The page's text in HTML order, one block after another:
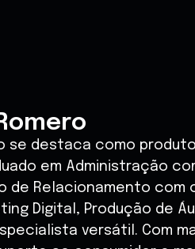
se destaca como
em Administração
de Relacionamento com
Digital, Produção de
versátil. Com